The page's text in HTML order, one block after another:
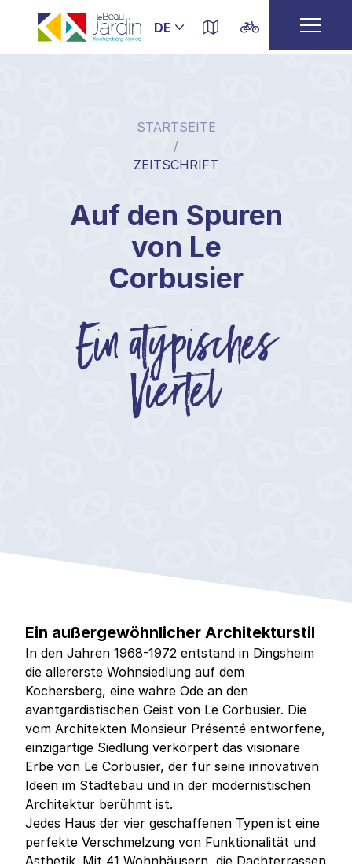
STARTSEITE
/
ZEITSCHRIFT
Auf den Spuren
von Le
Corbusier
Ein atypisches
Viertel
Ein außergewöhnlicher Architekturstil
In den Jahren 1968-1972 entstand in Dingsheim
die allererste Wohnsiedlung auf dem
Kochersberg, eine wahre Ode an den
avantgardistischen Geist von Le Corbusier. Die
vom Architekten Monsieur Présenté entworfene,
einzigartige Siedlung verkörpert das visionäre
Erbe von Le Corbusier, der für seine innovativen
Ideen im Städtebau und in der modernistischen
Architektur berühmt ist.
Jedes Haus der vier geschaffenen Typen ist eine
perfekte Verschmelzung von Funktionalität und